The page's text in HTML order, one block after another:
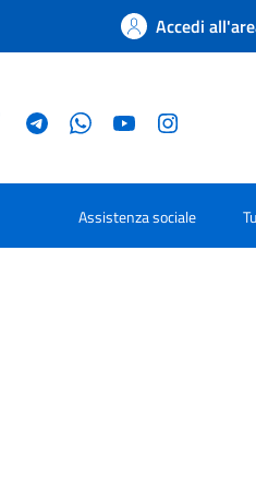
Accedi
Assistenza sociale